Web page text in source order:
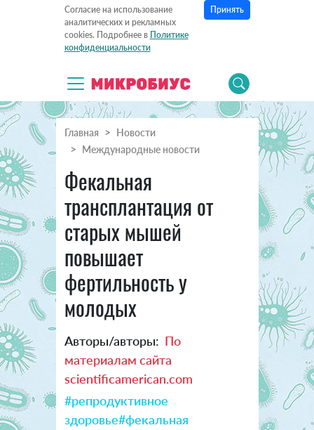
Согласие на использование
аналитических и рекламных
cookies. Подробнее в Политике
конфиденциальности
Принять
Главная
Новости
Международные новости
Фекальная
трансплантация от
старых мышей
повышает
фертильность у
молодых
Авторы/авторы: По
материалам сайта
scientificamerican.com
#репродуктивное
здоровье#фекальная